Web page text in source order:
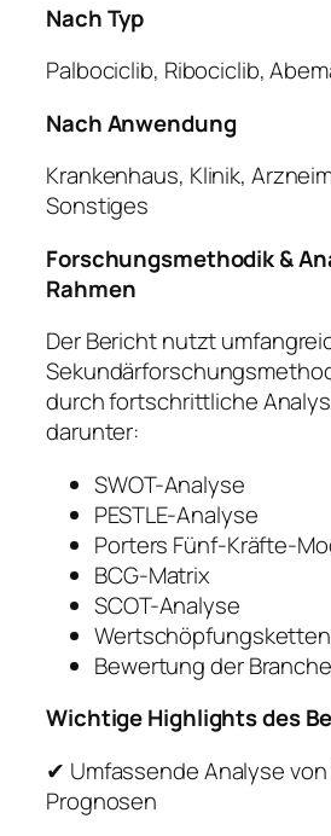
Nach Typ
Palbociclib, Ribociclib,
Nach Anwendung
Krankenhaus, Klinik,
Sonstiges
Forschungsmethodik &
Rahmen
Der Bericht nutzt
durch fortschrittliche
darunter:
SWOT-Analyse
PESTLE-Analyse
Porters Fünf-Kräfte-
BCG-Matrix
SCOT-Analyse
Bewertung der
Wichtige Highlights des
✔ Umfassende Analyse
Prognosen